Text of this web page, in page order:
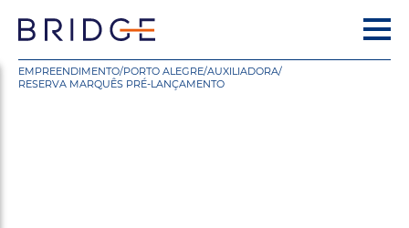
EMPREENDIMENTO/PORTO ALEGRE/AUXILIADORA/
RESERVA MARQUÊS PRÉ-LANÇAMENTO